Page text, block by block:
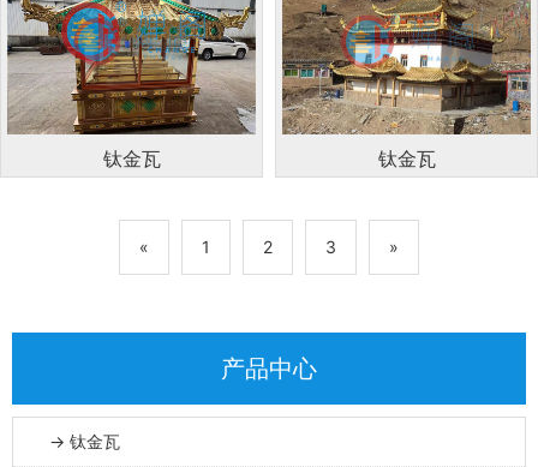
钛金瓦 钛金瓦
« 1 2 3 »
产品中心
→ 钛金瓦